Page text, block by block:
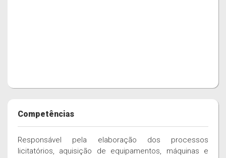
Competências
Responsável pela elaboração dos processos
licitatórios, aquisição de equipamentos, máquinas e